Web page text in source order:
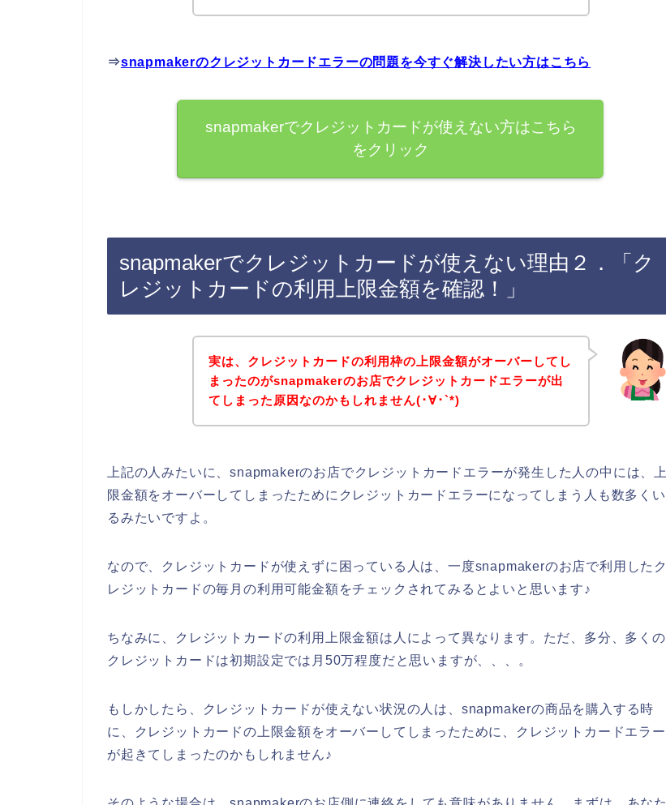
⇒snapmakerのクレジットカードエラーの問題を今すぐ解決したい方はこちら
snapmakerでクレジットカードが使えない方はこちら
をクリック
snapmakerでクレジットカードが使えない理由２．「ク
レジットカードの利用上限金額を確認！」
実は、クレジットカードの利用枠の上限金額がオーバーしてし
まったのがsnapmakerのお店でクレジットカードエラーが出
てしまった原因なのかもしれません(･∀･`*)
上記の人みたいに、snapmakerのお店でクレジットカードエラーが発生した人の中には、上
限金額をオーバーしてしまったためにクレジットカードエラーになってしまう人も数多くい
るみたいですよ。
なので、クレジットカードが使えずに困っている人は、一度snapmakerのお店で利用したク
レジットカードの毎月の利用可能金額をチェックされてみるとよいと思います♪
ちなみに、クレジットカードの利用上限金額は人によって異なります。ただ、多分、多くの
クレジットカードは初期設定では月50万程度だと思いますが、、、。
もしかしたら、クレジットカードが使えない状況の人は、snapmakerの商品を購入する時
に、クレジットカードの上限金額をオーバーしてしまったために、クレジットカードエラー
が起きてしまったのかもしれません♪